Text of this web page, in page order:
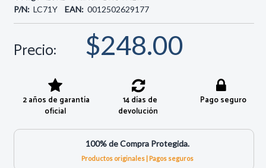
P/N: LC71Y EAN: 0012502629177
Precio: $248.00
2 años de garantía
oficial
14 días de
devolución
Pago seguro
100% de Compra Protegida.
Productos originales | Pagos seguros